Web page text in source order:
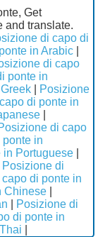
Get
and translate.
di capo di
in Arabic
di capo
ponte in
Posizione
di ponte in
di capo
in
in Portuguese
Posizione di
di ponte in
Chinese
Posizione di
di ponte in